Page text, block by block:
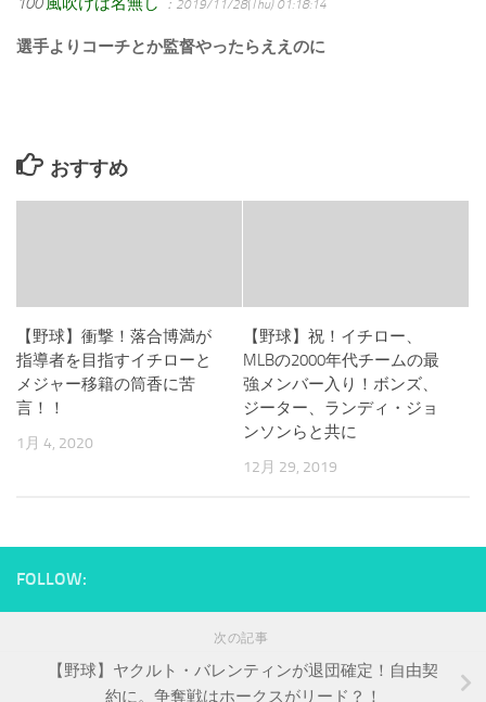
：2019/11/28(Thu) 01:18:14
選手よりコーチとか監督やったらええのに
おすすめ
【野球】衝撃！落合博満が
指導者を目指すイチローと
メジャー移籍の筒香に苦
言！！
1月 4, 2020
【野球】祝！イチロー、
MLBの2000年代チームの最
強メンバー入り！ボンズ、
ジーター、ランディ・ジョ
ンソンらと共に
12月 29, 2019
FOLLOW:
次の記事
【野球】ヤクルト・バレンティンが退団確定！自由契
約に。争奪戦はホークスがリード？！